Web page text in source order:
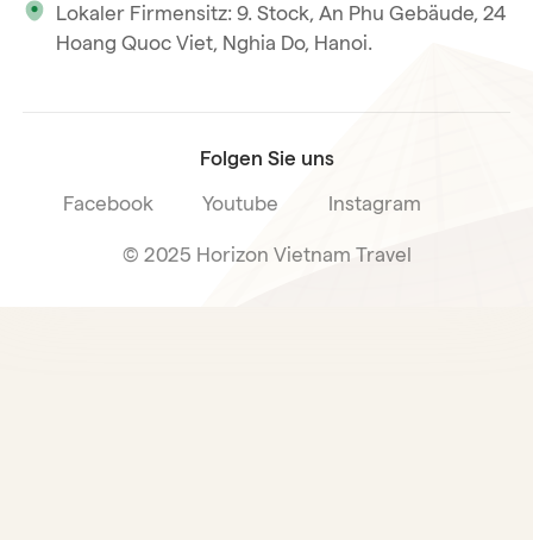
Unsere internationale Tourismuslizenz
Lokaler Firmensitz: 9. Stock, An Phu Gebäude, 24
Hoang Quoc Viet, Nghia Do, Hanoi.
Folgen Sie uns
Facebook Youtube Instagram
© 2025 Horizon Vietnam Travel